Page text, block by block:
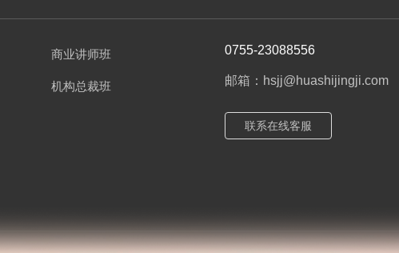
商业讲师班
机构总裁班
0755-23088556
邮箱：hsjj@huashijingji.com
联系在线客服